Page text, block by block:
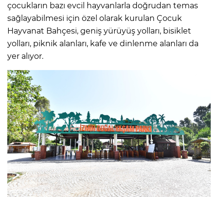
çocukların bazı evcil hayvanlarla doğrudan temas
sağlayabilmesi için özel olarak kurulan Çocuk
Hayvanat Bahçesi, geniş yürüyüş yolları, bisiklet
yolları, piknik alanları, kafe ve dinlenme alanları da
yer alıyor.